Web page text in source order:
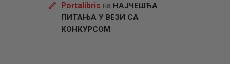
Portalibris на НАЈЧЕШЋА
ПИТАЊА У ВЕЗИ СА
КОНКУРСОМ